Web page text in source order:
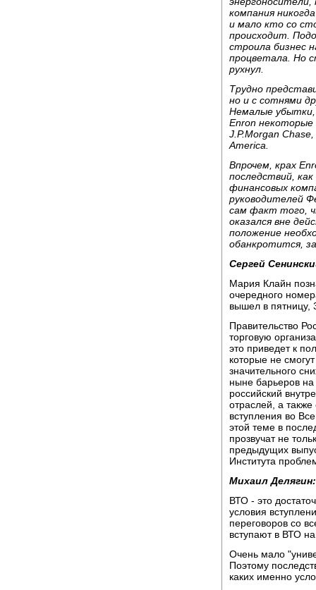
компания
и мало кто со
происходит.
строила бизнес
процветала. Но
рухнул.
Трудно
но и с сотнями
Немалые убытки,
Enron некоторые
J.P.Morgan
America.
Впрочем, крах
последствий,
финансовых
руководителей
сам факт того,
оказался вне
положение
обанкротится,
Сергей
Мария Клайн
очередного
вышел в пятницу,
Правительство
торговую
это приведет к
которые не
значительного
ныне барьеров на
российский
отраслей, а
вступления во
этой теме в
прозвучат не
предыдущих
Института
Михаил Делягин:
ВТО - это
условия
переговоров со
вступают в ВТО
Очень мало
Поэтому
каких именно